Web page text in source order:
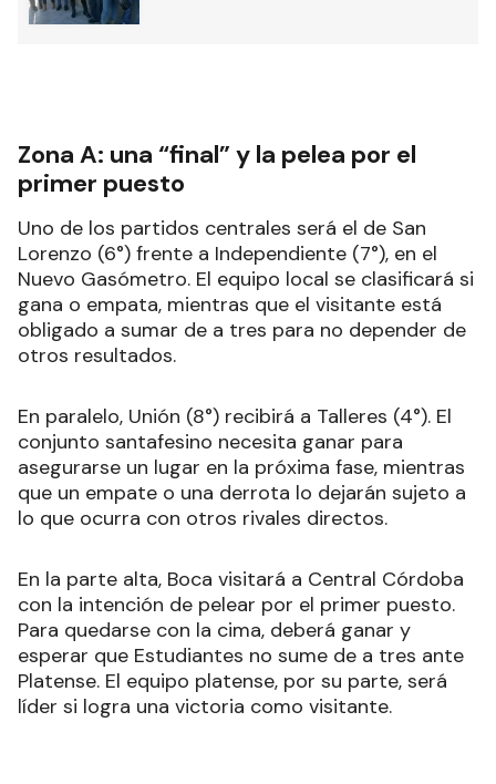
Zona A: una “final” y la pelea por el
primer puesto
Uno de los partidos centrales será el de San
Lorenzo (6°) frente a Independiente (7°), en el
Nuevo Gasómetro. El equipo local se clasificará si
gana o empata, mientras que el visitante está
obligado a sumar de a tres para no depender de
otros resultados.
En paralelo, Unión (8°) recibirá a Talleres (4°). El
conjunto santafesino necesita ganar para
asegurarse un lugar en la próxima fase, mientras
que un empate o una derrota lo dejarán sujeto a
lo que ocurra con otros rivales directos.
En la parte alta, Boca visitará a Central Córdoba
con la intención de pelear por el primer puesto.
Para quedarse con la cima, deberá ganar y
esperar que Estudiantes no sume de a tres ante
Platense. El equipo platense, por su parte, será
líder si logra una victoria como visitante.